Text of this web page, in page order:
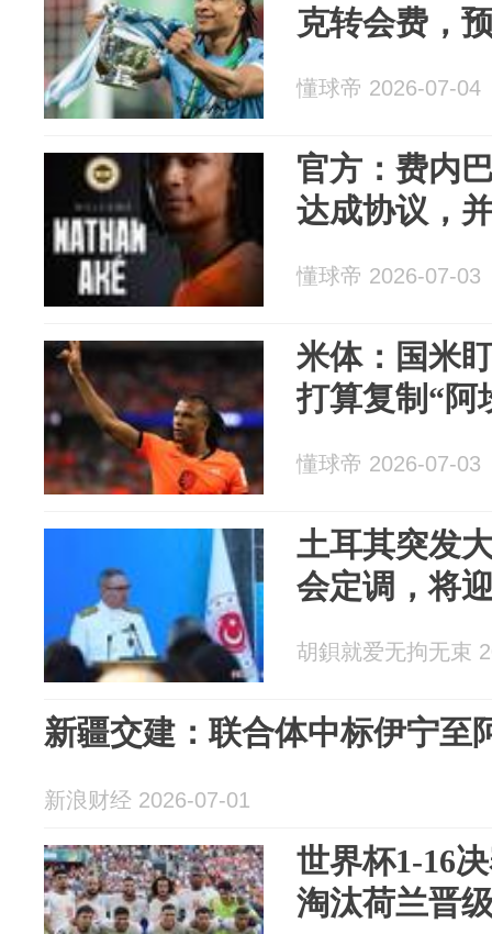
克转会费，
懂球帝 2026-07-04
官方：费内
达成协议，
懂球帝 2026-07-03
米体：国米
打算复制“阿
懂球帝 2026-07-03
土耳其突发
会定调，将
胡鋇就爱无拘无束
新疆交建：联合体中标伊宁
新浪财经 2026-07-01
世界杯1-16
淘汰荷兰晋